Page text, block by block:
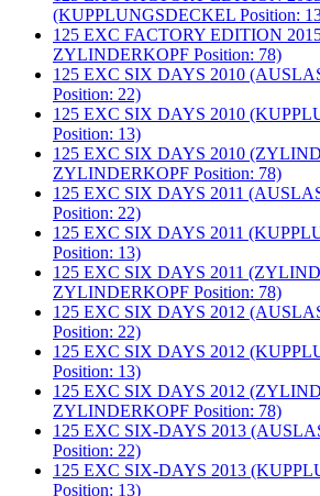
(KUPPLUNGSDECKEL Position:
125 EXC FACTORY EDITION
ZYLINDERKOPF Position: 78)
125 EXC SIX DAYS 2010
Position: 22)
125 EXC SIX DAYS 2010
Position: 13)
125 EXC SIX DAYS 2010
ZYLINDERKOPF Position: 78)
125 EXC SIX DAYS 2011
Position: 22)
125 EXC SIX DAYS 2011
Position: 13)
125 EXC SIX DAYS 2011
ZYLINDERKOPF Position: 78)
125 EXC SIX DAYS 2012
Position: 22)
125 EXC SIX DAYS 2012
Position: 13)
125 EXC SIX DAYS 2012
ZYLINDERKOPF Position: 78)
125 EXC SIX-DAYS 2013
Position: 22)
125 EXC SIX-DAYS 2013
Position: 13)